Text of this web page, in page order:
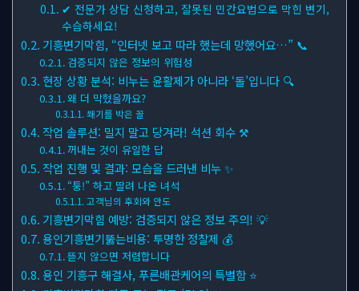
✔ 전문가 상담 신청하고, 잘못된 민간요법으로 막힌 변기,
수습하세요!
기흥변기막힘, “인터넷 보고 따라 했는데 망했어요…” 📞
검증되지 않은 정보의 위험성
현장 상황 분석: 비누는 윤활제가 아니라 ‘돌’입니다 🔍
왜 더 막혔을까요?
쐐기를 박은 꼴
작업 솔루션: 밀지 말고 당겨라! 석션 회수 ⚒
꺼내는 것이 유일한 답
작업 진행 및 결과: 모습을 드러낸 비누 ✨
“퉁!” 하고 딸려 나온 녀석
고객님의 후회와 안도
기흥변기막힘 예방: 검증되지 않은 정보 주의! 💡
용인기흥변기뚫는비용: 투명한 정찰제 💰
뜯지 않으면 저렴합니다
용인 기흥구 해결사, 푸른배관케어의 특별함 ⭐